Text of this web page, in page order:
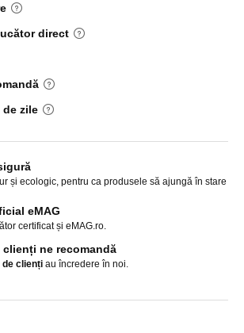
direct
de zile
și ecologic, pentru ca produsele să ajungă în stare
eMAG
certificat și eMAG.ro.
clienți ne recomandă
de clienți au încredere în noi.